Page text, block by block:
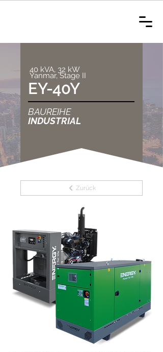
40 kVA, 32 kW
Yanmar, Stage II
EY-40Y
BAUREIHE
INDUSTRIAL
Zurück